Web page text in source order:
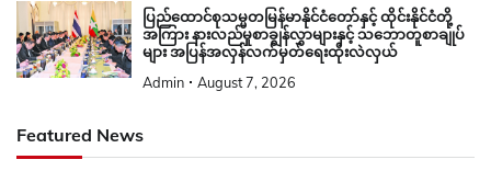
ပြည်ထောင်စုသမ္မတမြန်မာနိုင်ငံတော်နှင့် ထိုင်းနိုင်ငံတို့
အကြား နားလည်မှုစာချွန်လွှာများနှင့် သဘောတူစာချုပ်
များ အပြန်အလှန်လက်မှတ်ရေးထိုးလဲလှယ်
Admin August 7, 2026
Featured News